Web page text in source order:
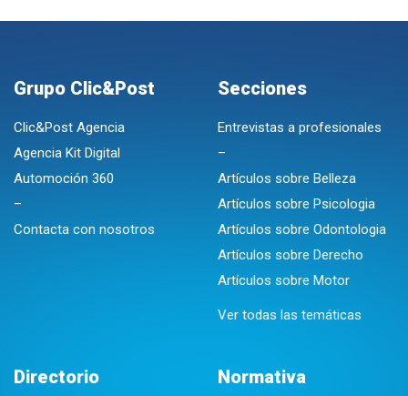
Grupo Clic&Post
Clic&Post Agencia
Agencia Kit Digital
Automoción 360
–
Contacta con nosotros
Secciones
Entrevistas a profesionales
–
Artículos sobre Belleza
Artículos sobre Psicologia
Artículos sobre Odontologia
Artículos sobre Derecho
Artículos sobre Motor
Ver todas las temáticas
Directorio Normativa